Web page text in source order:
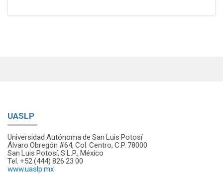
UASLP
Universidad Autónoma de San Luis Potosí
Álvaro Obregón #64, Col. Centro, C.P. 78000
San Luis Potosí, S.L.P., México
Tel. +52 (444) 826 23 00
www.uaslp.mx